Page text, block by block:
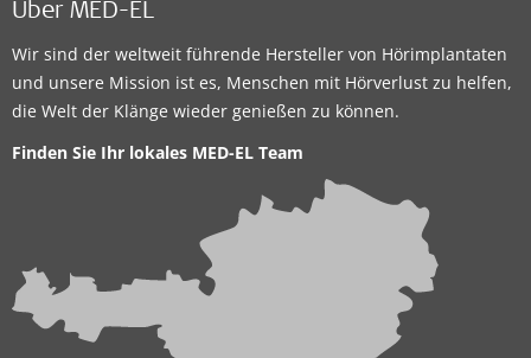
Über MED-EL
Wir sind der weltweit führende Hersteller von Hörimplantaten
und unsere Mission ist es, Menschen mit Hörverlust zu helfen,
die Welt der Klänge wieder genießen zu können.
Finden Sie Ihr lokales MED-EL Team